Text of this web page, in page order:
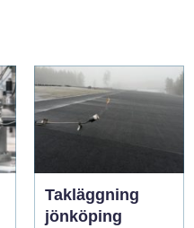
Takläggning
jönköping